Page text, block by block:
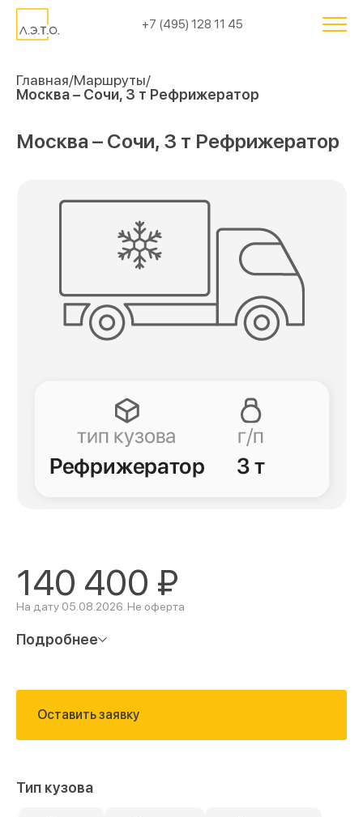
+7 (495) 128 11 45
Главная Маршруты
Москва – Сочи, 3 т Рефрижератор
Москва – Сочи, 3 т Рефрижератор
140 400 ₽
На дату 05.08.2026. Не оферта
Подробнее
Оставить заявку
Тип кузова